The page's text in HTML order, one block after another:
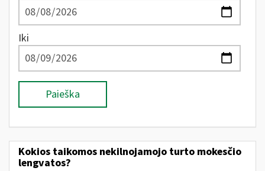
Iki
Paieška
Kokios taikomos nekilnojamojo turto mokesčio
lengvatos?